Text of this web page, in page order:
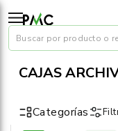
Buscar por producto o
CAJAS
Categorías